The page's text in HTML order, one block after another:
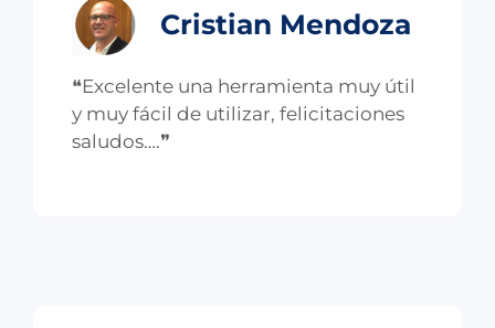
Cristian Mendoza
❝Excelente una herramienta muy útil
y muy fácil de utilizar, felicitaciones
saludos….❞